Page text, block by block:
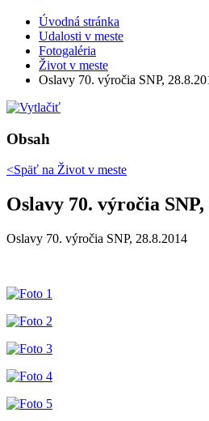
Úvodná stránka
Udalosti v meste
Fotogaléria
Život v meste
Oslavy 70. výročia SNP,
Obsah
<Späť na Život v meste
Oslavy 70. výročia SNP,
Oslavy 70. výročia SNP, 28.8.2014